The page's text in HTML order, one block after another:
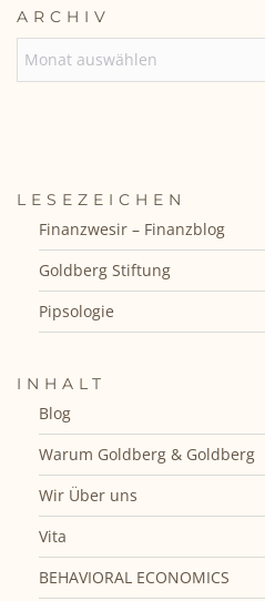
ARCHIV
LESEZEICHEN
Finanzwesir – Finanzblog
Goldberg Stiftung
Pipsologie
INHALT
Blog
Warum Goldberg & Goldberg
Wir Über uns
Vita
BEHAVIORAL ECONOMICS